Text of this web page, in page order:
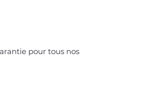
pour tous nos